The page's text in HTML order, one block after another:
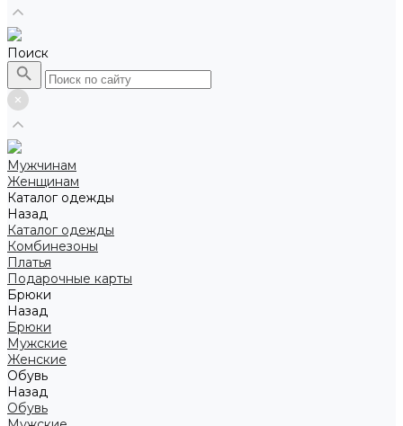
Поиск
Мужчинам
Женщинам
Каталог одежды
Назад
Каталог одежды
Комбинезоны
Платья
Подарочные карты
Брюки
Назад
Брюки
Мужские
Женские
Обувь
Назад
Обувь